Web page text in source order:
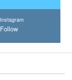
Instagram
Follow